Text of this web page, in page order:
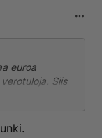
euroa
Siis
Fazerin